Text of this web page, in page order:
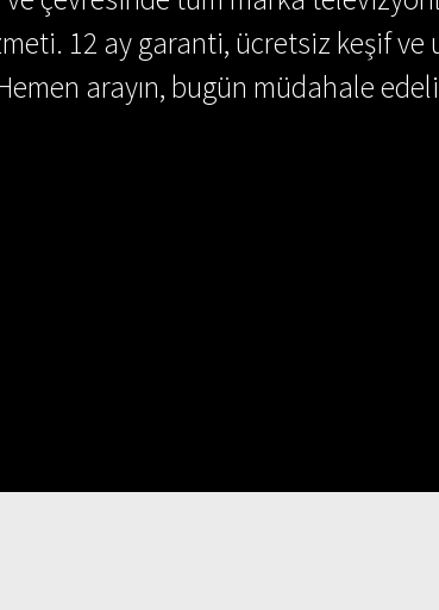
12 ay garanti, ücretsiz keşif ve
Hemen arayın, bugün müdahale